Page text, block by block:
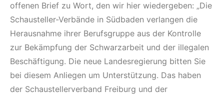
offenen Brief zu Wort, den wir hier wiedergeben: „Die
Schausteller-Verbände in Südbaden verlangen die
Herausnahme ihrer Berufsgruppe aus der Kontrolle
zur Bekämpfung der Schwarzarbeit und der illegalen
Beschäftigung. Die neue Landesregierung bitten Sie
bei diesem Anliegen um Unterstützung. Das haben
der Schaustellerverband Freiburg und der